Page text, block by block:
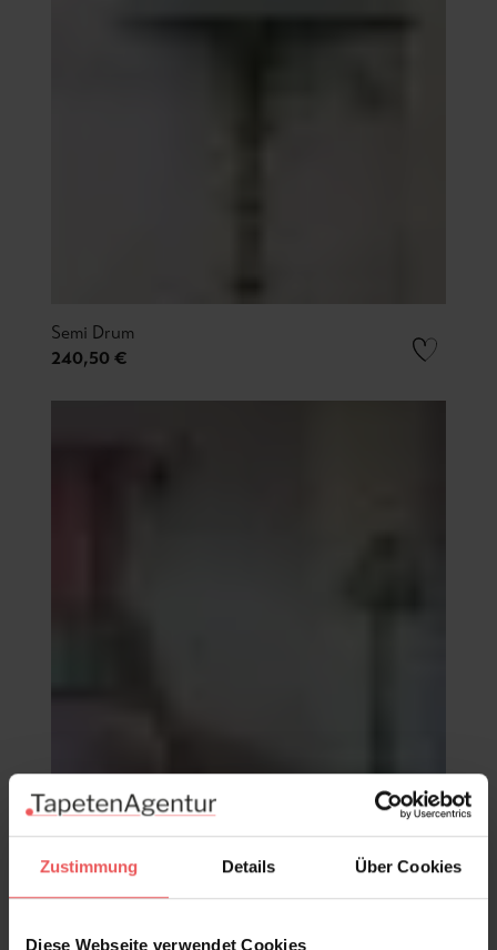
Zustimmung Details Über Cookies
Diese Webseite verwendet Cookies
Semi Drum
240,50 €
Flowery Coolie, blue